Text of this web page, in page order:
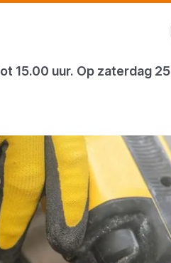
15.00 uur. Op zaterdag 25